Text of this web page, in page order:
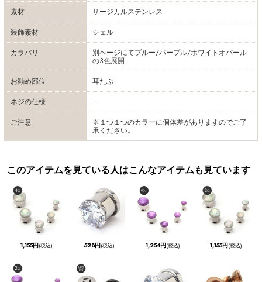
素材
サージカルステンレス
装飾素材
シェル
カラバリ
別ページにてブルー/パープル/ホワイトオパール
の3色展開
お勧め部位
耳たぶ
ネジの仕様
-
ご注意
※１つ１つのカラーに個体差がありますのでご了
承ください。
このアイテムを見ている人はこんなアイテムも見ています
1,155円(税込) 528円(税込) 1,254円(税込) 1,155円(税込)